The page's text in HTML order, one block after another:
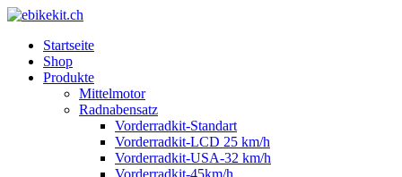
Startseite
Shop
Produkte
Mittelmotor
Radnabensatz
Vorderradkit-Standart
Vorderradkit-LCD 25 km/h
Vorderradkit-USA-32 km/h
Vorderradkit-45km/h